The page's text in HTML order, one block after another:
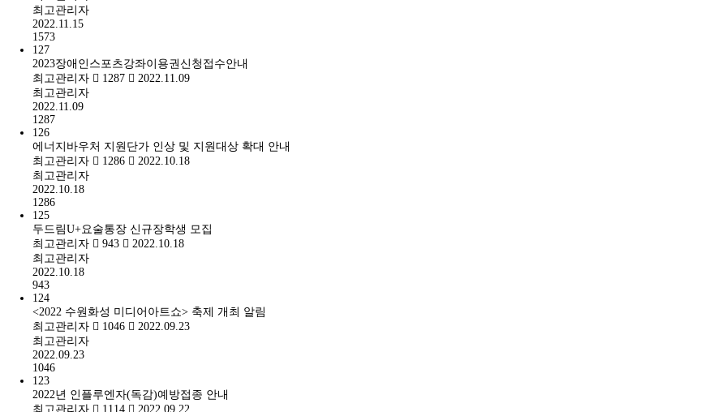
최고관리자
2022.11.15
1573
127
2023장애인스포츠강좌이용권신청접수안내
최고관리자
1287
2022.11.09
최고관리자
2022.11.09
1287
126
에너지바우처 지원단가 인상 및 지원대상 확대 안내
최고관리자
1286
2022.10.18
최고관리자
2022.10.18
1286
125
두드림U+요술통장 신규장학생 모집
최고관리자
943
2022.10.18
최고관리자
2022.10.18
943
124
<2022 수원화성 미디어아트쇼> 축제 개최 알림
최고관리자
1046
2022.09.23
최고관리자
2022.09.23
1046
123
2022년 인플루엔자(독감)예방접종 안내
최고관리자
1114
2022.09.22